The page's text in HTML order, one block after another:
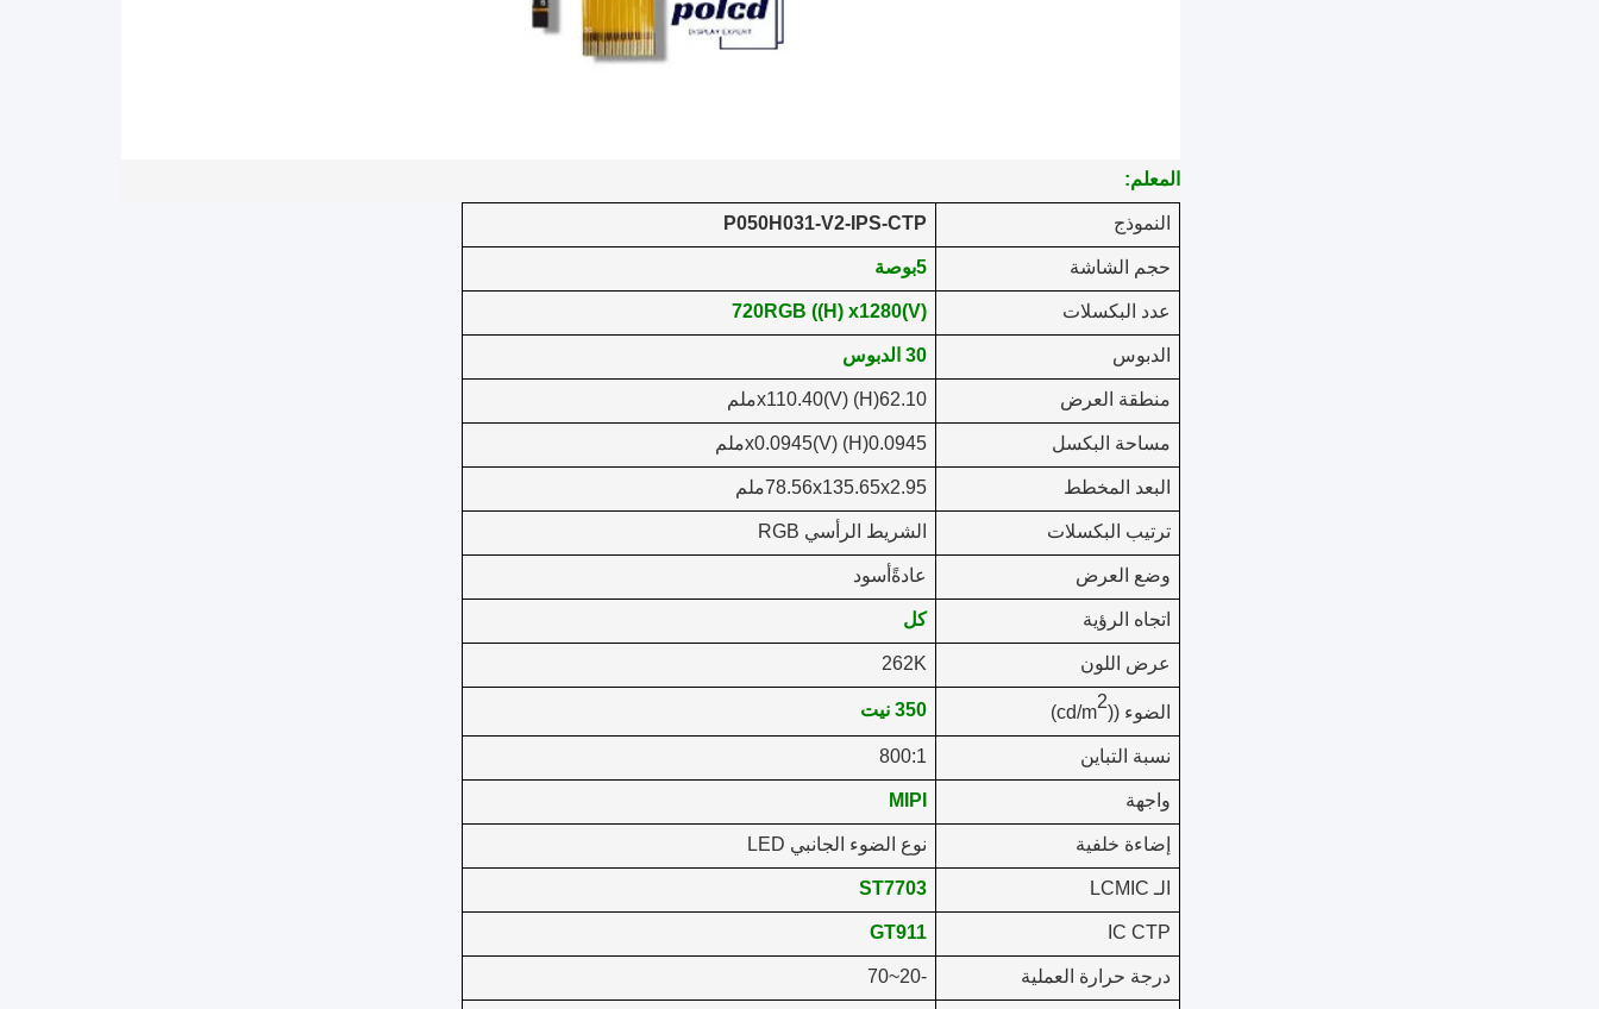
المعلم:
النموذج P050H031-V2-IPS-CTP
حجم الشاشة 5بوصة
عدد البكسلات 720RGB ((H) x1280(V)
الدبوس 30 الدبوس
منطقة العرض 62.10
(H) x
110.40(V) ملم
مساحة البكسل 0.0945
(H) x
0.0945(V) ملم
البعد المخطط 78.56x135.65x2.95ملم
ترتيب البكسلات الشريط الرأسي RGB
وضع العرض عادةً أسود
اتجاه الرؤية كل
عرض اللون 262K
الضوء ((cd/m
2
) 350 نيت
نسبة التباين 800:1
واجهة MIPI
إضاءة خلفية نوع الضوء الجانبي LED
الـ LCM IC
ST7703
IC CTP
GT911
درجة حرارة العملية -20~70